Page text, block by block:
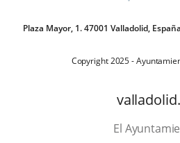
Plaza Mayor, 1. 47001 Valladolid,
Copyright 2025 -
El